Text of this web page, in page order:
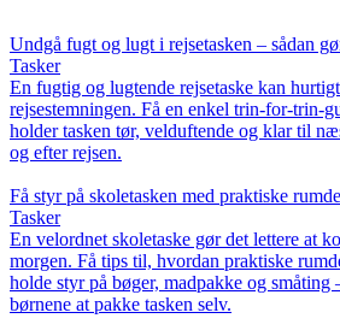
Undgå fugt og lugt i rejsetasken – sådan
Tasker
En fugtig og lugtende rejsetaske kan
rejsestemningen. Få en enkel trin-for-trin-
holder tasken tør, velduftende og klar til
og efter rejsen.
Få styr på skoletasken med praktiske
Tasker
En velordnet skoletaske gør det lettere at
morgen. Få tips til, hvordan praktiske
holde styr på bøger, madpakke og småting
børnene at pakke tasken selv.